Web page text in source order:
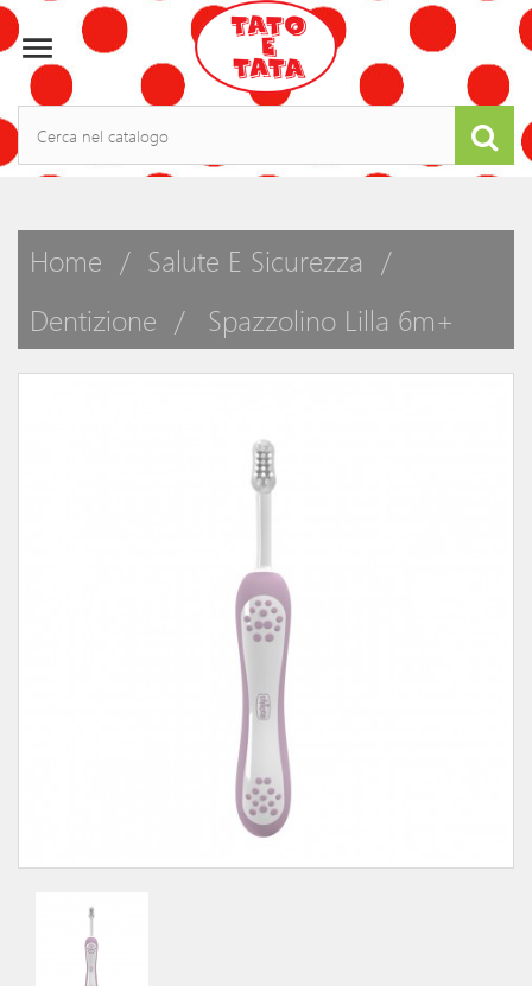

Home
Salute E Sicurezza
Dentizione
Spazzolino Lilla 6m+